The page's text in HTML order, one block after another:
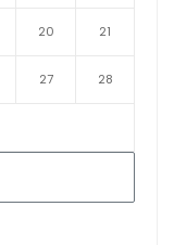
20 21
27 28